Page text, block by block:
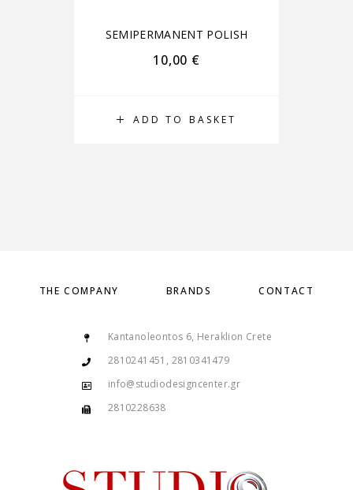
ADD TO BASKET
SEMIPERMANENT POLISH
10,00 €
THE COMPANY BRANDS CONTACT
Kantanoleontos 6, Heraklion Crete
2810241451, 2810341479
info@studiodesigncenter.gr
2810228638